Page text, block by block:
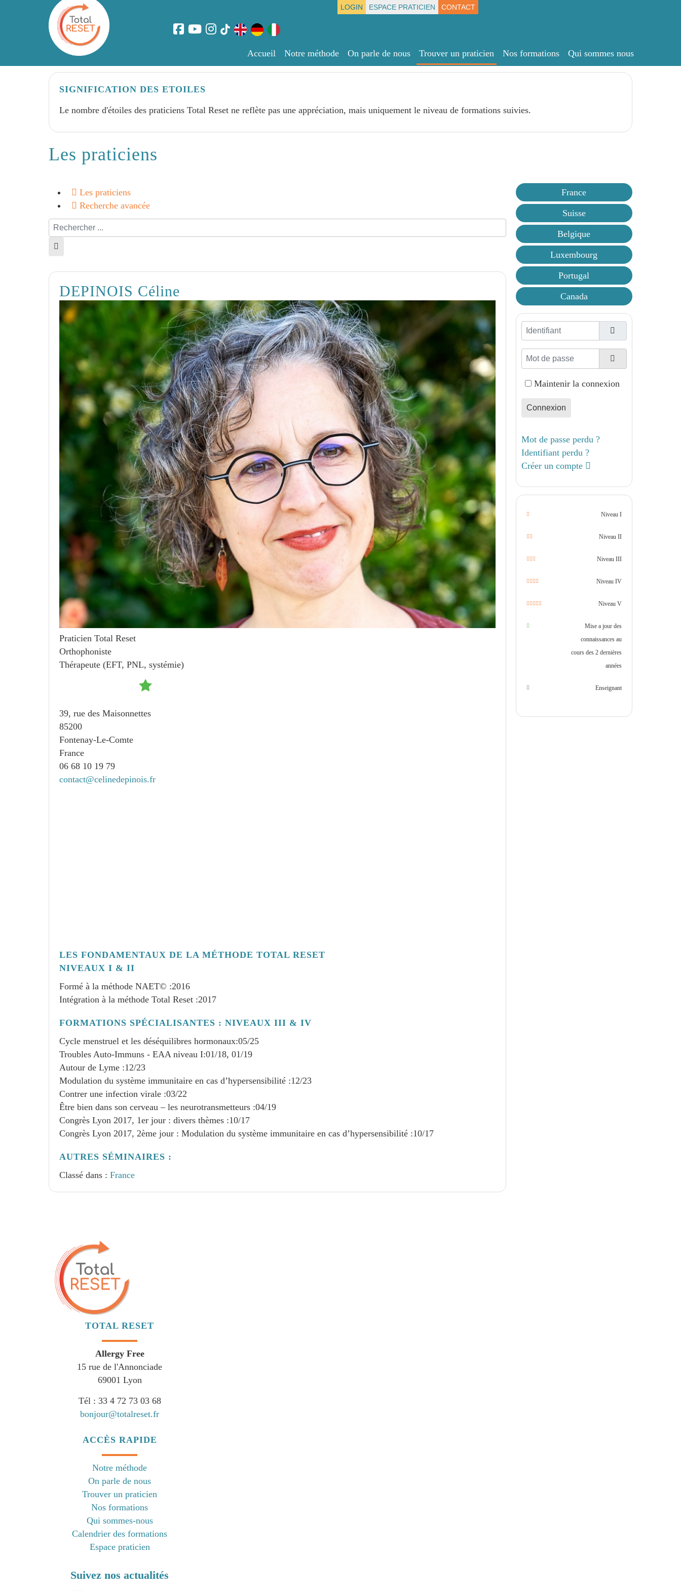
LOGIN ESPACE PRATICIEN CONTACT
Accueil Notre méthode On parle de nous Trouver un praticien Nos formations Qui sommes nous
SIGNIFICATION DES ETOILES
Le nombre d'étoiles des praticiens Total Reset ne reflète pas une appréciation, mais uniquement le niveau de formations suivies.
Les praticiens
Les praticiens
Recherche avancée
DEPINOIS Céline
Praticien Total Reset
Orthophoniste
Thérapeute (EFT, PNL, systémie)
39, rue des Maisonnettes
85200
Fontenay-Le-Comte
France
06 68 10 19 79
contact@celinedepinois.fr
LES FONDAMENTAUX DE LA MÉTHODE TOTAL RESET
NIVEAUX I & II
Formé à la méthode NAET© :2016
Intégration à la méthode Total Reset :2017
FORMATIONS SPÉCIALISANTES : NIVEAUX III & IV
Cycle menstruel et les déséquilibres hormonaux:05/25
Troubles Auto-Immuns - EAA niveau I:01/18, 01/19
Autour de Lyme :12/23
Modulation du système immunitaire en cas d’hypersensibilité :12/23
Contrer une infection virale :03/22
Être bien dans son cerveau – les neurotransmetteurs :04/19
Congrès Lyon 2017, 1er jour : divers thèmes :10/17
Congrès Lyon 2017, 2ème jour : Modulation du système immunitaire en cas d’hypersensibilité :10/17
AUTRES SÉMINAIRES :
Classé dans : France
France
Suisse
Belgique
Luxembourg
Portugal
Canada
Identifiant
Mot de passe
Maintenir la connexion
Connexion
Mot de passe perdu ?
Identifiant perdu ?
Créer un compte
Niveau I
Niveau II
Niveau III
Niveau IV
Niveau V
Mise a jour des
connaissances au
cours des 2 dernières
années
Enseignant
TOTAL RESET
Allergy Free
15 rue de l'Annonciade
69001 Lyon
Tél : 33 4 72 73 03 68
bonjour@totalreset.fr
ACCÈS RAPIDE
Notre méthode
On parle de nous
Trouver un praticien
Nos formations
Qui sommes-nous
Calendrier des formations
Espace praticien
Suivez nos actualités